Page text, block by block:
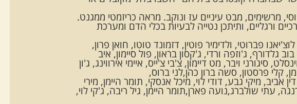
מרשימים, מבט עיניים עז ונוקב. מראה כריזמטי ממגנט.
ורגליים, ותיתכן נטייה לבעיות בכלי הדם ומערכת
פברוטי, ולדימיר פוטין, דזמונד טוטו, חואן פרון,
גלדורף, ג'וזפה ורדי, ג'קסון בראון, פול סיימון, איב
סיגורני ויבר, מט דיימון, צ'בי צ'ייס, איימי אירווינג, ג'ון
קלי פרסטון, סשה ברון כהן,לני ברוס,
אביב, מיקי גבע, דודי לוי, מיכל אנסקי, תומר היימן, מירי
עתי שולברג,נועה פארן,תומר היימן, גיל ריבה, ג'קי לוי,